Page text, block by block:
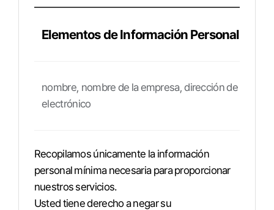
Elementos de Información Personal
nombre, nombre de la empresa, dirección de correo
electrónico
Recopilamos únicamente la información
personal mínima necesaria para proporcionar
nuestros servicios.
Usted tiene derecho a negar su